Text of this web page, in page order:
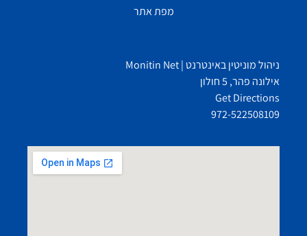
מפת אתר
ניהול מוניטין באינטרנט | Monitin Net
אילונה פהר, 5 חולון
Get Directions
972-522508109